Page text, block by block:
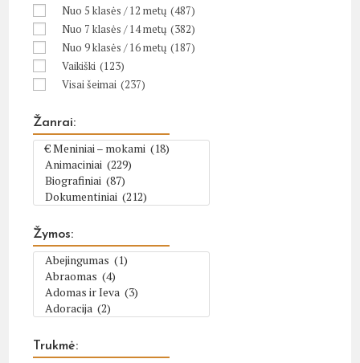
Nuo 5 klasės / 12 metų (487)
Nuo 7 klasės / 14 metų (382)
Nuo 9 klasės / 16 metų (187)
Vaikiški (123)
Visai šeimai (237)
Žanrai:
Žymos:
Trukmė: